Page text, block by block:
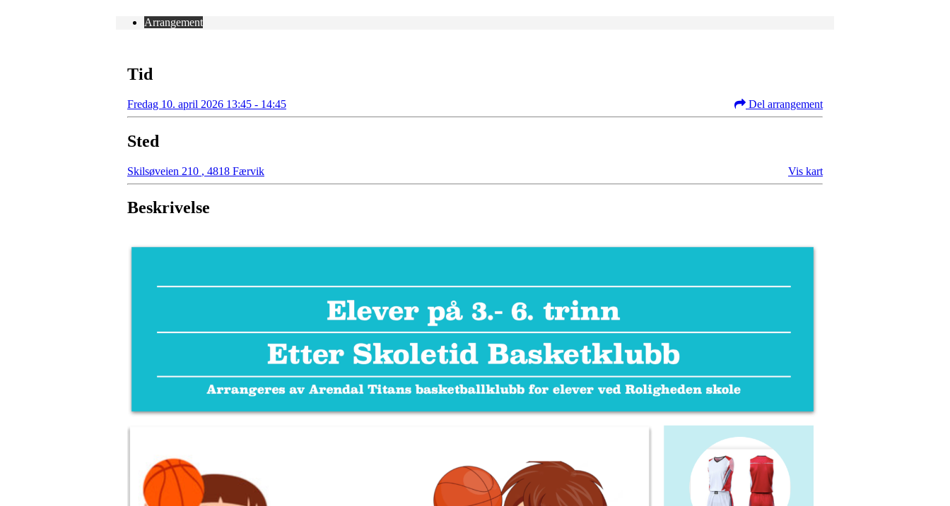
Arrangement
Tid
Fredag 10. april 2026 13:45 - 14:45 Del arrangement
Sted
Skilsøveien 210 , 4818 Færvik Vis kart
Beskrivelse